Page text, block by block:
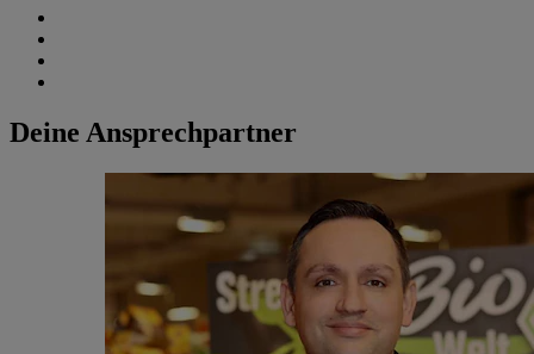
Deine Ansprechpartner